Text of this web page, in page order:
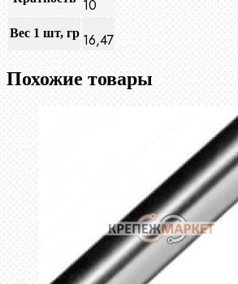
10
Вес 1 шт, гр 16,47
Похожие товары